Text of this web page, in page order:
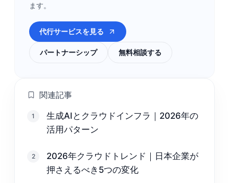
ます。
代行サービスを見る
パートナーシップ 無料相談する
関連記事
1
生成AIとクラウドインフラ｜2026年の
活用パターン
2
2026年クラウドトレンド｜日本企業が
押さえるべき5つの変化